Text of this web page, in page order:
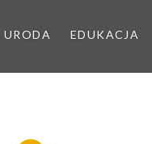
URODA EDUKACJA